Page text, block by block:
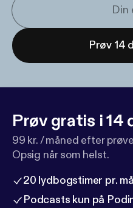
Prøv 14
Prøv gratis i 14
99 kr. / måned efter
Opsig når som helst.
20 lydbogstimer pr.
Podcasts kun på